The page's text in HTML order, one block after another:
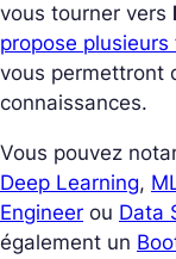
vous tourner vers
propose plusieurs
vous permettront
connaissances.
Vous pouvez
Deep Learning,
Engineer ou Data
également un